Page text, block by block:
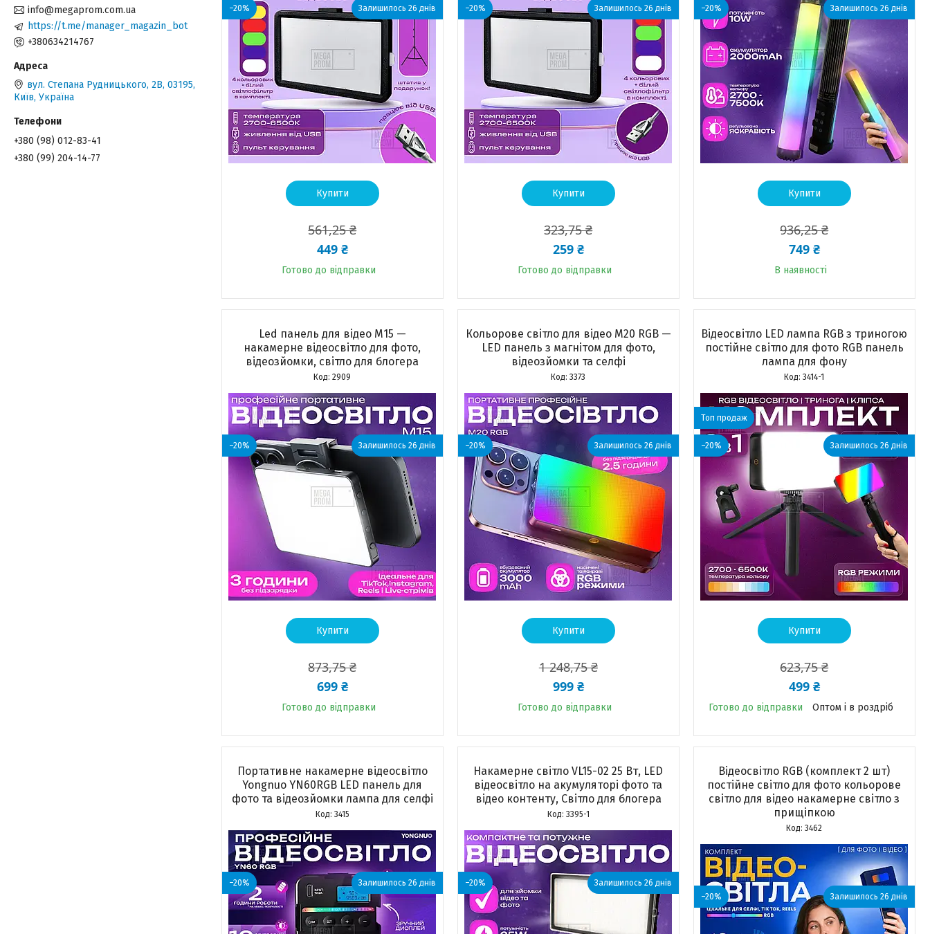
–20% Залишилось 26 днів
Купити
561,25 ₴
449 ₴
Готово до відправки
–20% Залишилось 26 днів
Купити
323,75 ₴
259 ₴
Готово до відправки
–20% Залишилось 26 днів
Купити
936,25 ₴
749 ₴
В наявності
Led панель для відео M15 —
накамерне відеосвітло для фото,
відеозйомки, світло для блогера
2909
–20% Залишилось 26 днів
Купити
873,75 ₴
699 ₴
Готово до відправки
Кольорове світло для відео M20 RGB —
LED панель з магнітом для фото,
відеозйомки та селфі
3373
–20% Залишилось 26 днів
Купити
1 248,75 ₴
999 ₴
Готово до відправки
Відеосвітло LED лампа RGB з триногою
постійне світло для фото RGB панель
лампа для фону
3414-1
Топ продаж
–20% Залишилось 26 днів
Купити
623,75 ₴
499 ₴
Готово до відправки Оптом і в роздріб
Портативне накамерне відеосвітло
Yongnuo YN60RGB LED панель для
фото та відеозйомки лампа для селфі
3415
–20% Залишилось 26 днів
Накамерне світло VL15-02 25 Вт, LED
відеосвітло на акумуляторі фото та
відео контенту, Світло для блогера
3395-1
–20% Залишилось 26 днів
Відеосвітло RGB (комплект 2 шт)
постійне світло для фото кольорове
світло для відео накамерне світло з
прищіпкою
3462
–20% Залишилось 26 днів
info@megaprom.com.ua
https://t.me/manager_magazin_bot
+380634214767
вул. Степана Рудницького, 2В, 03195,
Київ, Україна
+380 (98) 012-83-41
+380 (99) 204-14-77